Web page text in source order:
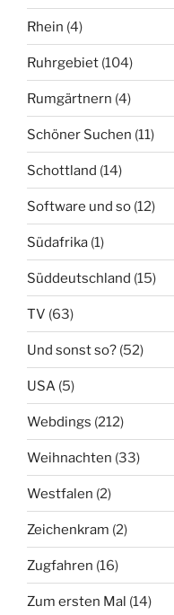
Rhein (4)
Ruhrgebiet (104)
Rumgärtnern (4)
Schöner Suchen (11)
Schottland (14)
Software und so (12)
Südafrika (1)
Süddeutschland (15)
TV (63)
Und sonst so? (52)
USA (5)
Webdings (212)
Weihnachten (33)
Westfalen (2)
Zeichenkram (2)
Zugfahren (16)
Zum ersten Mal (14)